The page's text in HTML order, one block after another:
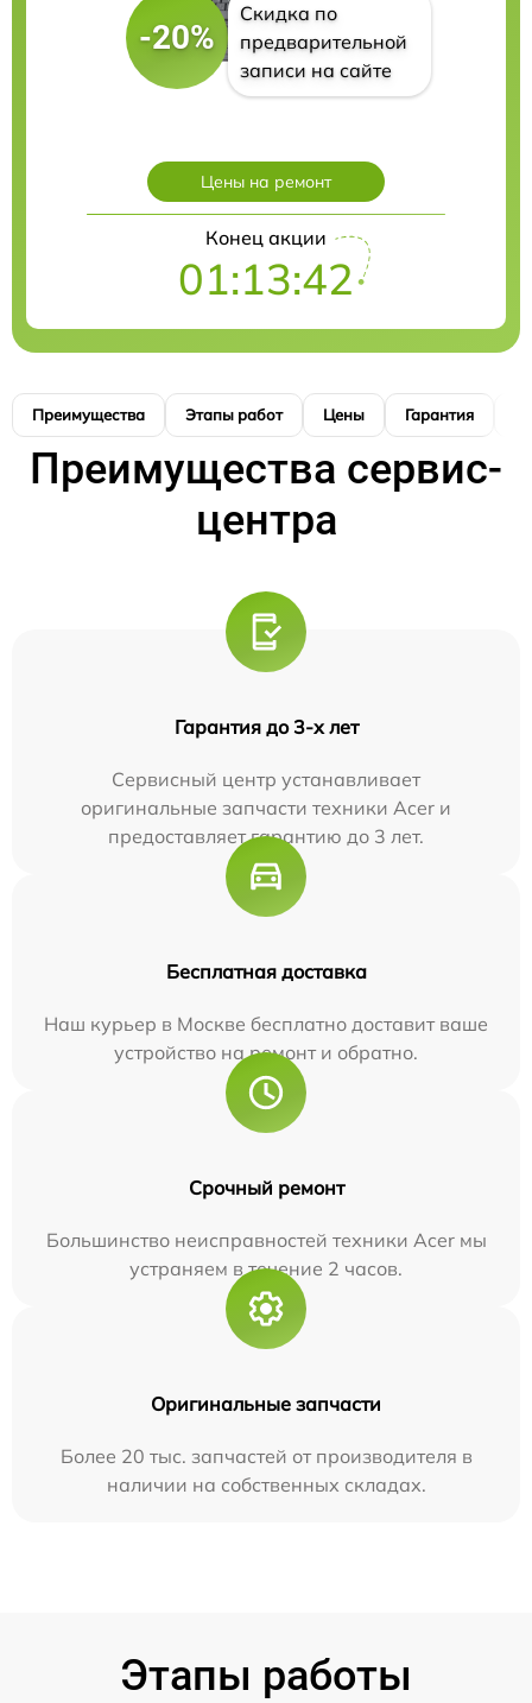
-20%
Скидка по
предварительной
записи на сайте
Цены на ремонт
Конец акции
01:13:40
Преимущества Этапы работ Цены Гарантия
Преимущества сервис-
центра
Гарантия до 3-х лет
Сервисный центр устанавливает
оригинальные запчасти техники Acer и
предоставляет гарантию до 3 лет.
Бесплатная доставка
Наш курьер в Москве бесплатно доставит ваше
устройство на ремонт и обратно.
Срочный ремонт
Большинство неисправностей техники Acer мы
устраняем в течение 2 часов.
Оригинальные запчасти
Более 20 тыс. запчастей от производителя в
наличии на собственных складах.
Этапы работы